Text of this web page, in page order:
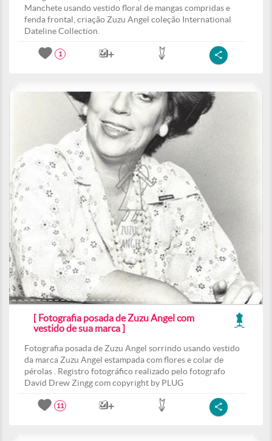
Manchete usando vestido floral de mangas compridas e
fenda frontal, criação Zuzu Angel coleção International
Dateline Collection.
1
[ Fotografia posada de Zuzu Angel com
vestido de sua marca ]
Fotografia posada de Zuzu Angel sorrindo usando vestido
da marca Zuzu Angel estampada com flores e colar de
pérolas . Registro fotográfico realizado pelo fotografo
David Drew Zingg com copyright by PLUG
11